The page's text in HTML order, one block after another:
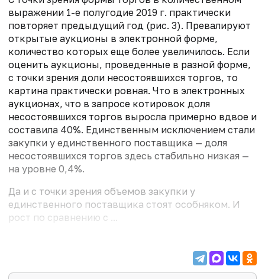
выражении 1-е полугодие 2019 г. практически
повторяет предыдущий год (рис. 3). Превалируют
открытые аукционы в электронной форме,
количество которых еще более увеличилось. Если
оценить аукционы, проведенные в разной форме,
с точки зрения доли несостоявшихся торгов, то
картина практически ровная. Что в электронных
аукционах, что в запросе котировок доля
несостоявшихся торгов выросла примерно вдвое и
составила 40%. Единственным исключением стали
закупки у единственного поставщика — доля
несостоявшихся торгов здесь стабильно низкая —
на уровне 0,4%.
Да и с точки зрения объемов закупки у
единственного поставщика стоят особняком. И
рост по сравнению с ...